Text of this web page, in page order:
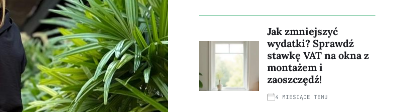
Jak zmniejszyć
wydatki? Sprawdź
stawkę VAT na okna z
montażem i
zaoszczędź!
4 MIESIĄCE TEMU